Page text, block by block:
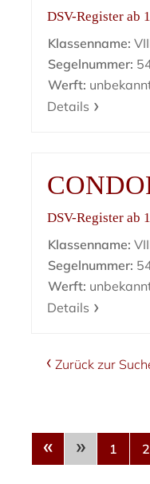
DSV-Register ab
Klassenname:
Segelnummer:
Werft:
Details
DSV-Register ab
Klassenname:
Segelnummer:
Werft:
Details
Zurück zur
« » 1 2